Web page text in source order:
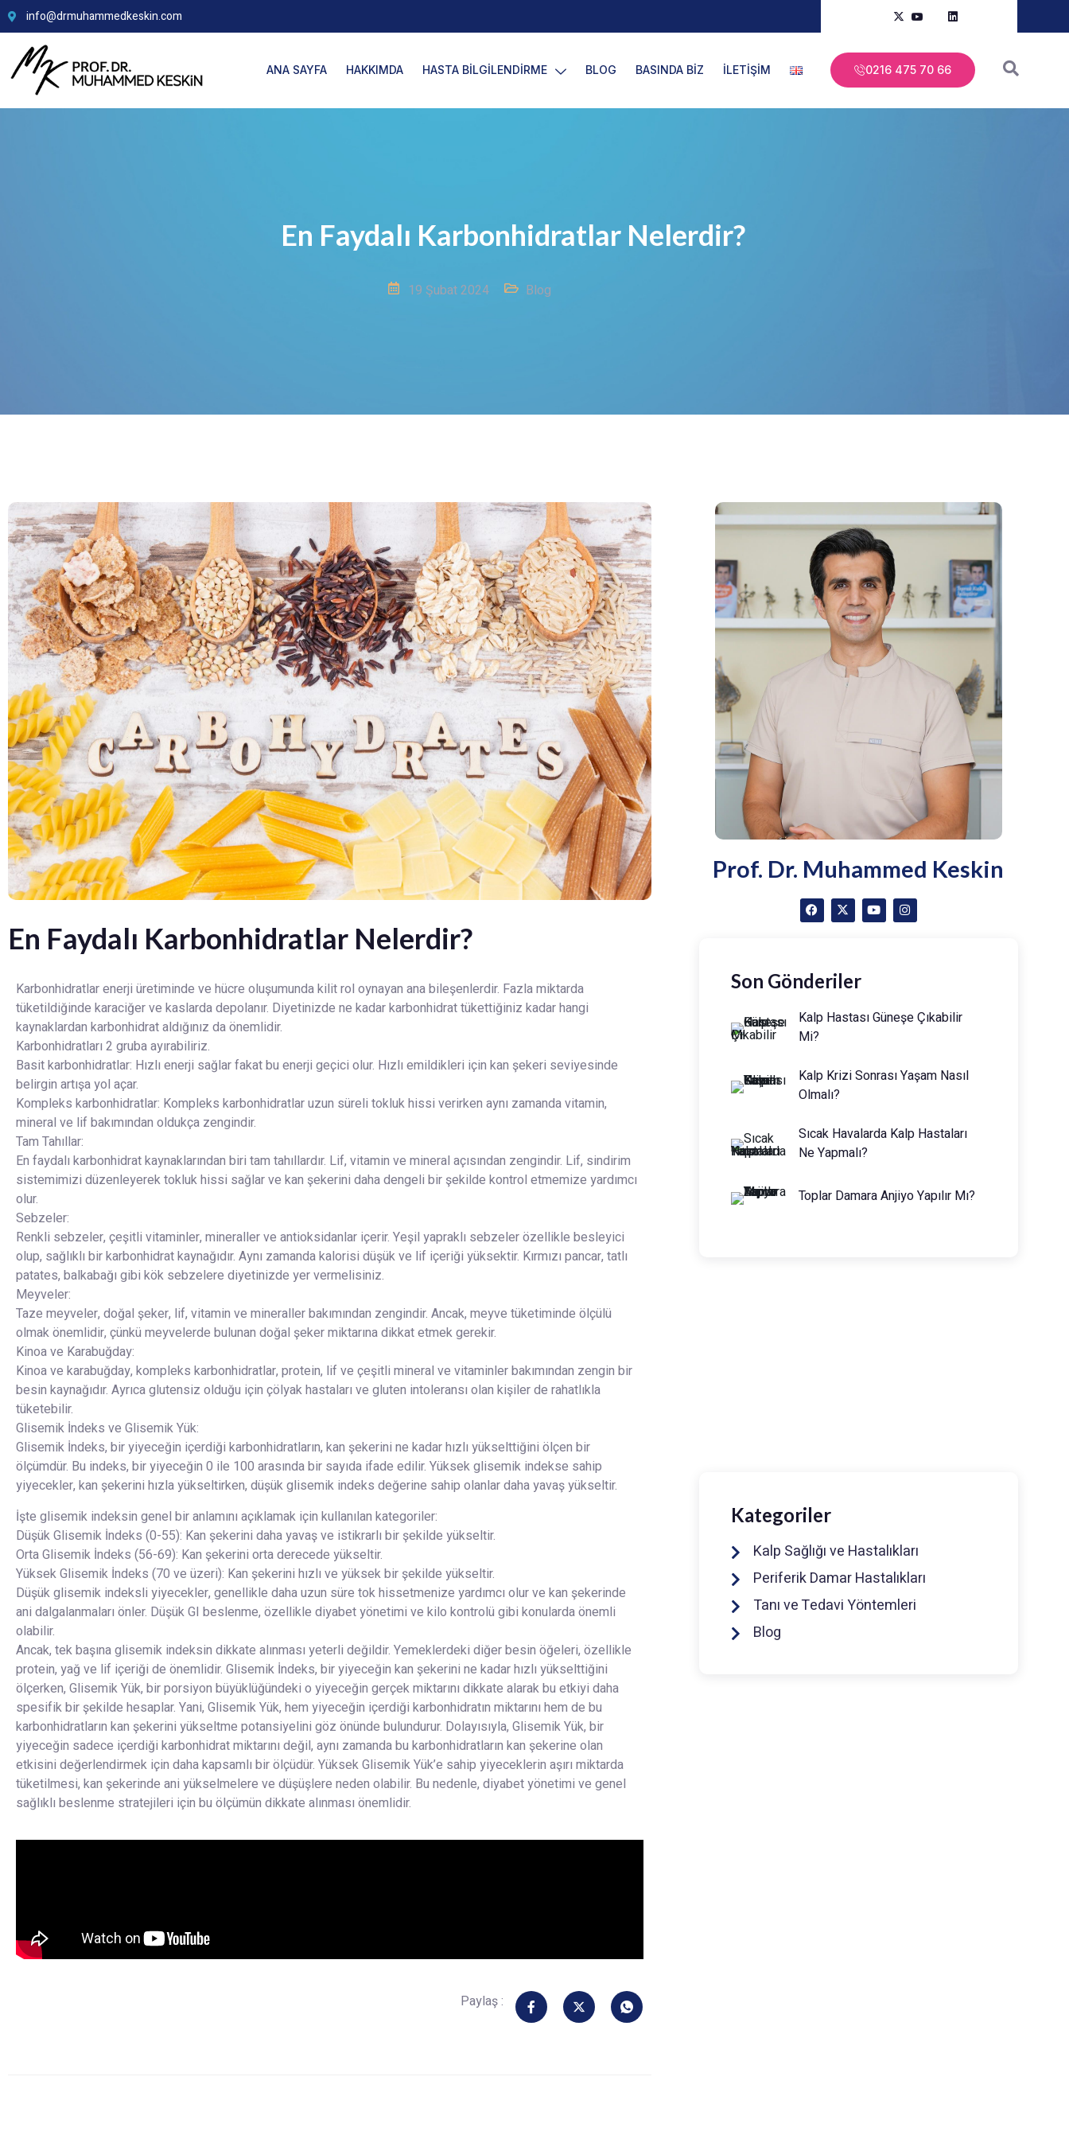
info@drmuhammedkeskin.com
ANA SAYFA HAKKIMDA HASTA BİLGİLENDİRME BLOG BASINDA BİZ İLETİŞİM 0216 475 70 66
En Faydalı Karbonhidratlar Nelerdir?
19 Şubat 2024 Blog
En Faydalı Karbonhidratlar Nelerdir?
Karbonhidratlar enerji üretiminde ve hücre oluşumunda kilit rol oynayan ana bileşenlerdir. Fazla miktarda
tüketildiğinde karaciğer ve kaslarda depolanır. Diyetinizde ne kadar karbonhidrat tükettiğiniz kadar hangi
kaynaklardan karbonhidrat aldığınız da önemlidir.
Karbonhidratları 2 gruba ayırabiliriz.
Basit karbonhidratlar: Hızlı enerji sağlar fakat bu enerji geçici olur. Hızlı emildikleri için kan şekeri seviyesinde
belirgin artışa yol açar.
Kompleks karbonhidratlar: Kompleks karbonhidratlar uzun süreli tokluk hissi verirken aynı zamanda vitamin,
mineral ve lif bakımından oldukça zengindir.
Tam Tahıllar:
En faydalı karbonhidrat kaynaklarından biri tam tahıllardır. Lif, vitamin ve mineral açısından zengindir. Lif, sindirim
sistemimizi düzenleyerek tokluk hissi sağlar ve kan şekerini daha dengeli bir şekilde kontrol etmemize yardımcı
olur.
Sebzeler:
Renkli sebzeler, çeşitli vitaminler, mineraller ve antioksidanlar içerir. Yeşil yapraklı sebzeler özellikle besleyici
olup, sağlıklı bir karbonhidrat kaynağıdır. Aynı zamanda kalorisi düşük ve lif içeriği yüksektir. Kırmızı pancar, tatlı
patates, balkabağı gibi kök sebzelere diyetinizde yer vermelisiniz.
Meyveler:
Taze meyveler, doğal şeker, lif, vitamin ve mineraller bakımından zengindir. Ancak, meyve tüketiminde ölçülü
olmak önemlidir, çünkü meyvelerde bulunan doğal şeker miktarına dikkat etmek gerekir.
Kinoa ve Karabuğday:
Kinoa ve karabuğday, kompleks karbonhidratlar, protein, lif ve çeşitli mineral ve vitaminler bakımından zengin bir
besin kaynağıdır. Ayrıca glutensiz olduğu için çölyak hastaları ve gluten intoleransı olan kişiler de rahatlıkla
tüketebilir.
Glisemik İndeks ve Glisemik Yük:
Glisemik İndeks, bir yiyeceğin içerdiği karbonhidratların, kan şekerini ne kadar hızlı yükselttiğini ölçen bir
ölçümdür. Bu indeks, bir yiyeceğin 0 ile 100 arasında bir sayıda ifade edilir. Yüksek glisemik indekse sahip
yiyecekler, kan şekerini hızla yükseltirken, düşük glisemik indeks değerine sahip olanlar daha yavaş yükseltir.
İşte glisemik indeksin genel bir anlamını açıklamak için kullanılan kategoriler:
Düşük Glisemik İndeks (0-55): Kan şekerini daha yavaş ve istikrarlı bir şekilde yükseltir.
Orta Glisemik İndeks (56-69): Kan şekerini orta derecede yükseltir.
Yüksek Glisemik İndeks (70 ve üzeri): Kan şekerini hızlı ve yüksek bir şekilde yükseltir.
Düşük glisemik indeksli yiyecekler, genellikle daha uzun süre tok hissetmenize yardımcı olur ve kan şekerinde
ani dalgalanmaları önler. Düşük GI beslenme, özellikle diyabet yönetimi ve kilo kontrolü gibi konularda önemli
olabilir.
Ancak, tek başına glisemik indeksin dikkate alınması yeterli değildir. Yemeklerdeki diğer besin öğeleri, özellikle
protein, yağ ve lif içeriği de önemlidir. Glisemik İndeks, bir yiyeceğin kan şekerini ne kadar hızlı yükselttiğini
ölçerken, Glisemik Yük, bir porsiyon büyüklüğündeki o yiyeceğin gerçek miktarını dikkate alarak bu etkiyi daha
spesifik bir şekilde hesaplar. Yani, Glisemik Yük, hem yiyeceğin içerdiği karbonhidratın miktarını hem de bu
karbonhidratların kan şekerini yükseltme potansiyelini göz önünde bulundurur. Dolayısıyla, Glisemik Yük, bir
yiyeceğin sadece içerdiği karbonhidrat miktarını değil, aynı zamanda bu karbonhidratların kan şekerine olan
etkisini değerlendirmek için daha kapsamlı bir ölçüdür. Yüksek Glisemik Yük’e sahip yiyeceklerin aşırı miktarda
tüketilmesi, kan şekerinde ani yükselmelere ve düşüşlere neden olabilir. Bu nedenle, diyabet yönetimi ve genel
sağlıklı beslenme stratejileri için bu ölçümün dikkate alınması önemlidir.
Paylaş :
Prof. Dr. Muhammed Keskin
Son Gönderiler
Kalp Hastası Güneşe Çıkabilir
Mi?
Kalp Krizi Sonrası Yaşam Nasıl
Olmalı?
Sıcak Havalarda Kalp Hastaları
Ne Yapmalı?
Toplar Damara Anjiyo Yapılır Mı?
Kategoriler
Kalp Sağlığı ve Hastalıkları
Periferik Damar Hastalıkları
Tanı ve Tedavi Yöntemleri
Blog